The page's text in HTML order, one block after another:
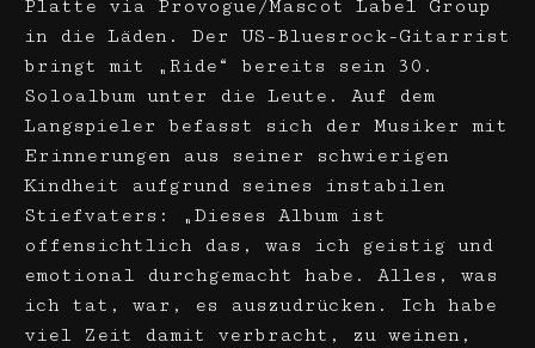
Platte via Provogue/Mascot Label Group
in die Läden. Der US-Bluesrock-Gitarrist
bringt mit „Ride“ bereits sein 30.
Soloalbum unter die Leute. Auf dem
Langspieler befasst sich der Musiker mit
Erinnerungen aus seiner schwierigen
Kindheit aufgrund seines instabilen
Stiefvaters: „Dieses Album ist
offensichtlich das, was ich geistig und
emotional durchgemacht habe. Alles, was
ich tat, war, es auszudrücken. Ich habe
viel Zeit damit verbracht, zu weinen,